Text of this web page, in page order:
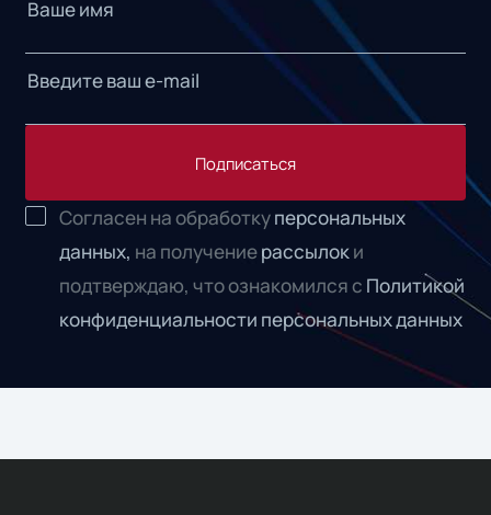
Подписаться
Согласен на обработкуперсональных
данных, на получениерассылоки
подтверждаю, что ознакомился с Политикой
конфиденциальности персональных данных